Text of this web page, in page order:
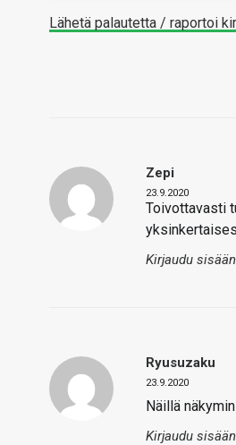
Lähetä palautetta / raportoi
Zepi
23.9.2020
Toivottavasti
Kirjaudu
Ryusuzaku
23.9.2020
Näillä
Kirjaudu